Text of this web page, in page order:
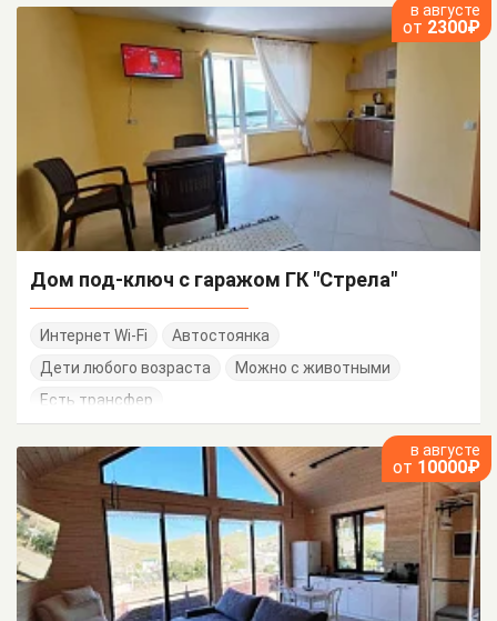
в августе
от 2300₽
Дом под-ключ с гаражом ГК "Стрела"
Интернет Wi-Fi
Автостоянка
Дети любого возраста
Можно с животными
Есть трансфер
в августе
от 10000₽